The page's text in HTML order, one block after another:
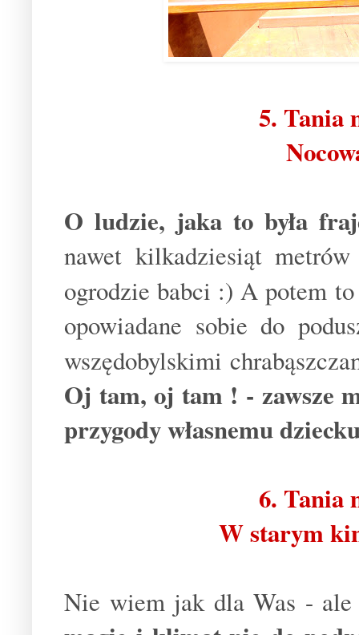
5. Tania
O ludzie, jaka to była
nawet kilkadziesiąt
ogrodzie babci :) A potem
opowiadane sobie do
wszędobylskimi
Oj tam, oj tam ! - zawsze
przygody własnemu
6. Tania
W starym
Nie wiem jak dla Was -